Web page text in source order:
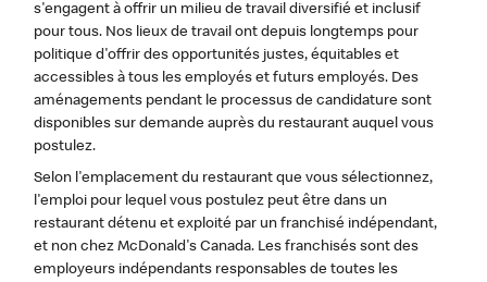
s'engagent à offrir un milieu de travail diversifié et inclusif
pour tous. Nos lieux de travail ont depuis longtemps pour
politique d'offrir des opportunités justes, équitables et
accessibles à tous les employés et futurs employés. Des
aménagements pendant le processus de candidature sont
disponibles sur demande auprès du restaurant auquel vous
postulez.
Selon l'emplacement du restaurant que vous sélectionnez,
l'emploi pour lequel vous postulez peut être dans un
restaurant détenu et exploité par un franchisé indépendant,
et non chez McDonald's Canada. Les franchisés sont des
employeurs indépendants responsables de toutes les